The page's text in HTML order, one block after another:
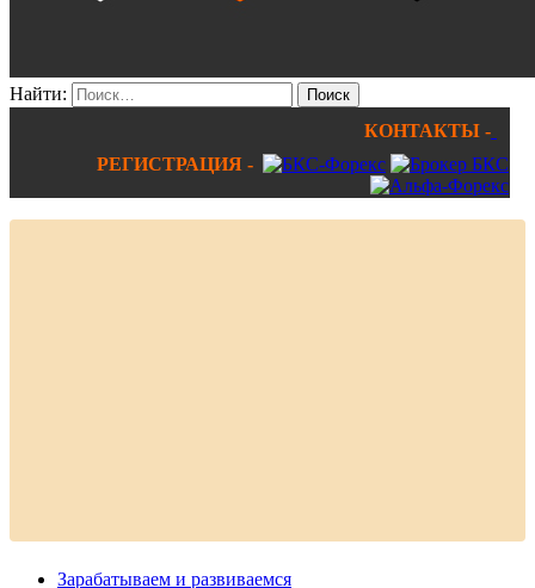
Найти:
КОНТАКТЫ -
РЕГИСТРАЦИЯ -
Зарабатываем и развиваемся